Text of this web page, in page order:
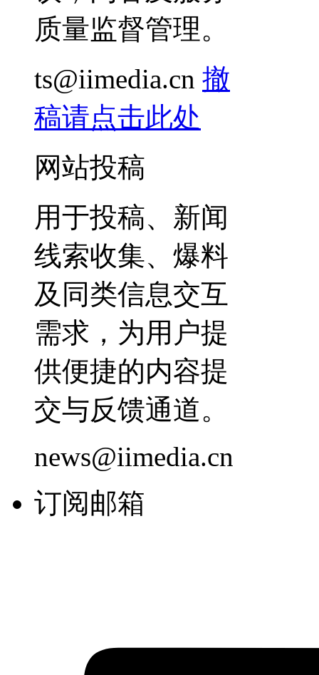
质量监督管理。
ts@iimedia.cn 撤
稿请点击此处
网站投稿
用于投稿、新闻
线索收集、爆料
及同类信息交互
需求，为用户提
供便捷的内容提
交与反馈通道。
news@iimedia.cn
订阅邮箱